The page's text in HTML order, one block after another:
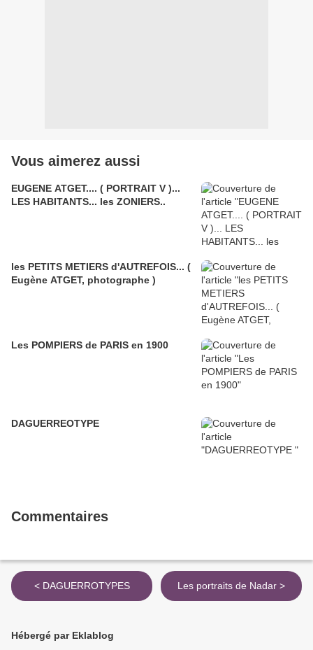
Vous aimerez aussi
EUGENE ATGET.... ( PORTRAIT V )...
LES HABITANTS... les ZONIERS..
les PETITS METIERS d'AUTREFOIS... (
Eugène ATGET, photographe )
Les POMPIERS de PARIS en 1900
DAGUERREOTYPE
Commentaires
< DAGUERROTYPES Les portraits de Nadar >
Hébergé par Eklablog